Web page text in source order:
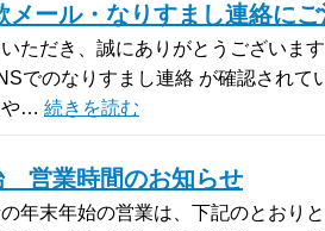
メール・なりすまし連絡に
ただき、誠にありがとうございま
でのなりすまし連絡 が確認され
や… 続きを読む
営業時間のお知らせ
年末年始の営業は、下記のとおり